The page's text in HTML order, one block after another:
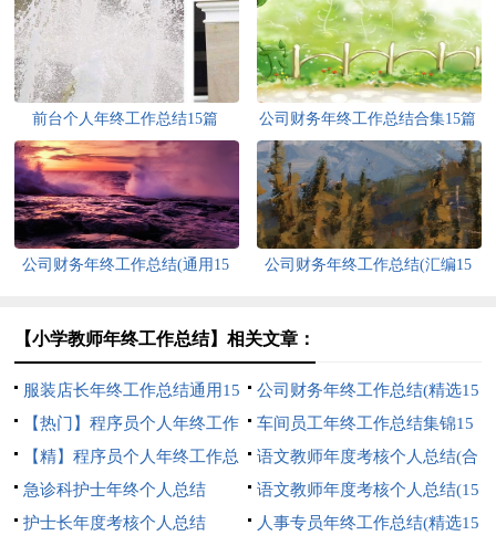
前台个人年终工作总结15篇 公司财务年终工作总结合集15篇
公司财务年终工作总结(通用15
公司财务年终工作总结(汇编15
【小学教师年终工作总结】相关文章：
服装店长年终工作总结通用15
篇
公司财务年终工作总结(精选15
篇)
【热门】程序员个人年终工作
总结
车间员工年终工作总结集锦15
篇
【精】程序员个人年终工作总
结
语文教师年度考核个人总结(合
集15篇)
急诊科护士年终个人总结
语文教师年度考核个人总结(15
篇)
护士长年度考核个人总结 人事专员年终工作总结(精选15